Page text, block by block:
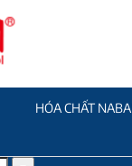
HÓA CHẤT